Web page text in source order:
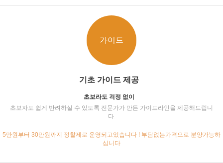
가이드
기초 가이드 제공
초보라도 걱정 없이
초보자도 쉽게 반려하실 수 있도록 전문가가 만든 가이드라인을 제공해드립니
다.
5만원부터 30만원까지 정찰제로 운영되고있습니다 ! 부담없는가격으로 분양가능하
십니다